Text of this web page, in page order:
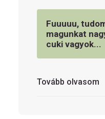
Fuuuuu,
magunkat
cuki vagyok...
Tovább olvasom